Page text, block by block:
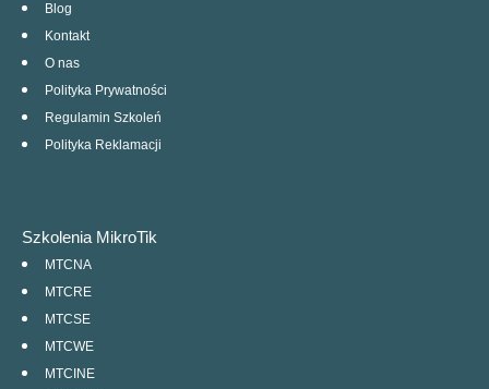
Blog
Kontakt
O nas
Polityka Prywatności
Regulamin Szkoleń
Polityka Reklamacji
Szkolenia MikroTik
MTCNA
MTCRE
MTCSE
MTCWE
MTCINE